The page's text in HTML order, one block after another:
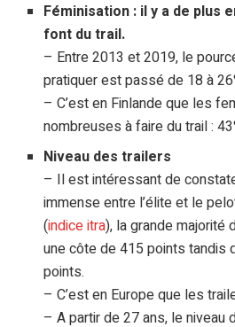
Féminisation : il y a de plus
font du trail.
– Entre 2013 et 2019, le
pratiquer est passé de 18 à
– C’est en Finlande que les
nombreuses à faire du trail :
Niveau des trailers
– Il est intéressant de
immense entre l’élite et le
(indice itra), la grande majorité
une côte de 415 points tandis
points.
– C’est en Europe que les
– A partir de 27 ans, le niveau